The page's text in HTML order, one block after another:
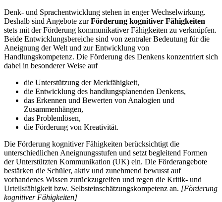
Denk- und Sprachentwicklung stehen in enger Wechselwirkung.
Deshalb sind Angebote zurFörderung kognitiver Fähigkeiten
stets mit der Förderung kommunikativer Fähigkeiten zu verknüpfen.
Beide Entwicklungsbereiche sind von zentraler Bedeutung für die
Aneignung der Welt und zur Entwicklung von
Handlungskompetenz. Die Förderung des Denkens konzentriert sich
dabei in besonderer Weise auf
die Unterstützung der Merkfähigkeit,
die Entwicklung des handlungsplanenden Denkens,
das Erkennen und Bewerten von Analogien und
Zusammenhängen,
das Problemlösen,
die Förderung von Kreativität.
Die Förderung kognitiver Fähigkeiten berücksichtigt die
unterschiedlichen Aneignungsstufen und setzt begleitend Formen
der Unterstützten Kommunikation (UK) ein. Die Förderangebote
bestärken die Schüler, aktiv und zunehmend bewusst auf
vorhandenes Wissen zurückzugreifen und regen die Kritik- und
Urteilsfähigkeit bzw. Selbsteinschätzungskompetenz an. [Förderung
kognitiver Fähigkeiten]